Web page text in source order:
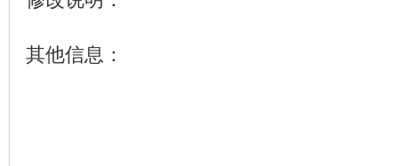
其他信息：